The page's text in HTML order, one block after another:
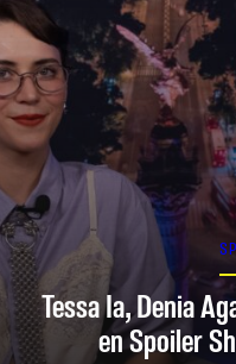
Tessa Ia, Denia
en Spoiler